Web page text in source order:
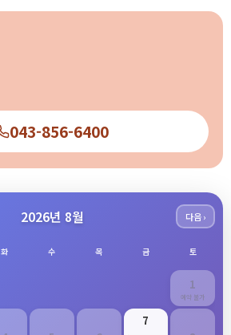
043-856-6400
2026년 8월 다음 ›
화 수 목 금 토
1
예약 불가
7